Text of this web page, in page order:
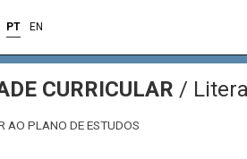
PT EN
CURRICULAR /
AO PLANO DE ESTUDOS